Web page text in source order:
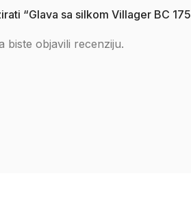
“Glava sa silkom Villager BC
biste objavili recenziju.